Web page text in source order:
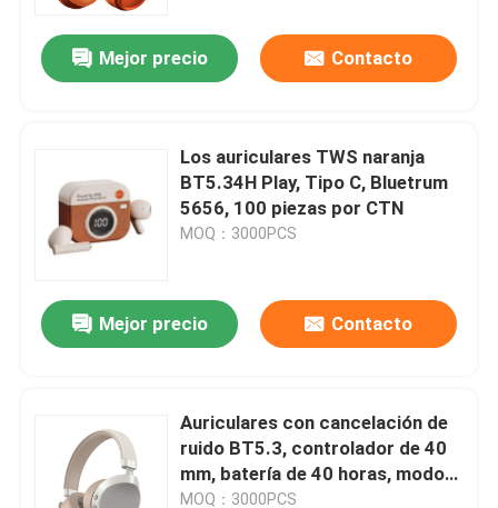
Productos
Sobre nosotros
Mejor precio Contacto
Los auriculares TWS naranja
BT5.34H Play, Tipo C, Bluetrum
5656, 100 piezas por CTN
MOQ：3000PCS
Mejor precio Contacto
Auriculares con cancelación de
ruido BT5.3, controlador de 40
mm, batería de 40 horas, modo
ANC dual, carga rápida de 2.5
MOQ：3000PCS